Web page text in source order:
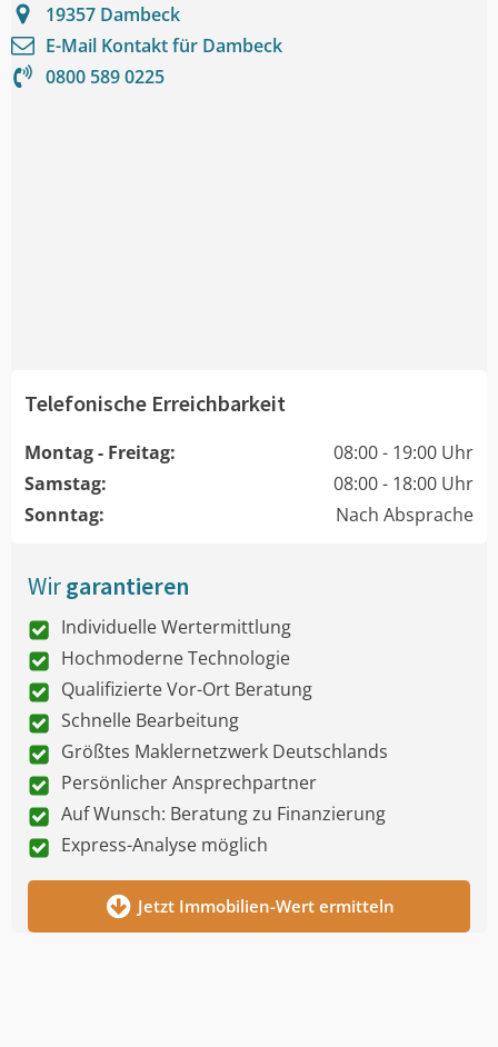
19357 Dambeck
E-Mail Kontakt für Dambeck
0800 589 0225
Telefonische Erreichbarkeit
Montag - Freitag:
08:00 - 19:00 Uhr
Samstag:
08:00 - 18:00 Uhr
Sonntag:
Nach Absprache
Wirgarantieren
Individuelle Wertermittlung
Hochmoderne Technologie
Qualifizierte Vor-Ort Beratung
Schnelle Bearbeitung
Größtes Maklernetzwerk Deutschlands
Persönlicher Ansprechpartner
Auf Wunsch: Beratung zu Finanzierung
Express-Analyse möglich
Jetzt Immobilien-Wert ermitteln